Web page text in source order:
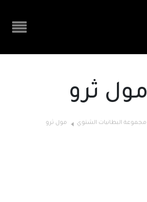
مول ثرو
مجموعة البطانيات الشتوي مول ثرو